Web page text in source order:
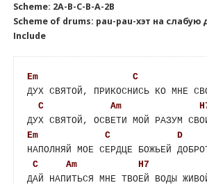
Scheme: 2A-B-C-B-A-2B
Scheme of drums: pau-pau-хэт на слабую
Include
Em C
ДУХ СВЯТОЙ, ПРИКОСНИСЬ КО МНЕ
C
Am
Em
C
D
НАПОЛНЯЙ МОЕ СЕРДЦЕ БОЖЬЕЙ
C
Am
H7
ДАЙ НАПИТЬСЯ МНЕ ТВОЕЙ ВОДЫ